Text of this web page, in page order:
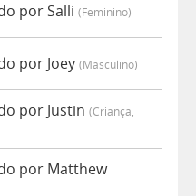
por Salli (feminino)
por Joey (masculino)
por Justin (criança,
por Matthew